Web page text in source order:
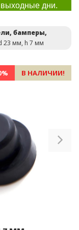
выходные дни.
бамперы,
23 мм, h 7 мм
В НАЛИЧИИ!